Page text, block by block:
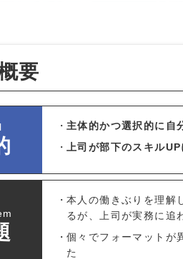
要
主体的かつ選択的に自
上司が部下のスキル
本人の働きぶりを理解
るが、上司が実務に追
個々でフォーマットが
た